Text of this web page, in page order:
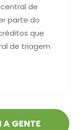
de
parte do
que
de triagem
GENTE